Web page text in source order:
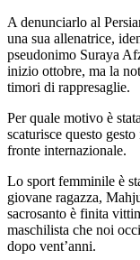
A denunciarlo al
una sua allenatrice,
pseudonimo Suraya
inizio ottobre, ma la
timori di rappresaglie.
Per quale motivo è
scaturisce questo
fronte internazionale.
Lo sport femminile è
giovane ragazza,
sacrosanto è finita
maschilista che noi
dopo vent’anni.